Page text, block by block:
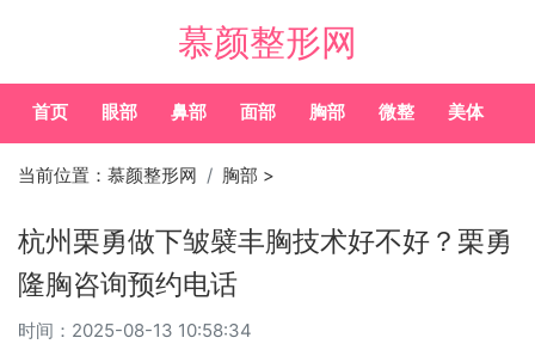
慕颜整形网
首页 眼部 鼻部 面部 胸部 微整 美体
当前位置： 慕颜整形网 胸部 >
杭州栗勇做下皱襞丰胸技术好不好？栗勇
隆胸咨询预约电话
时间： 2025-08-13 10:58:34